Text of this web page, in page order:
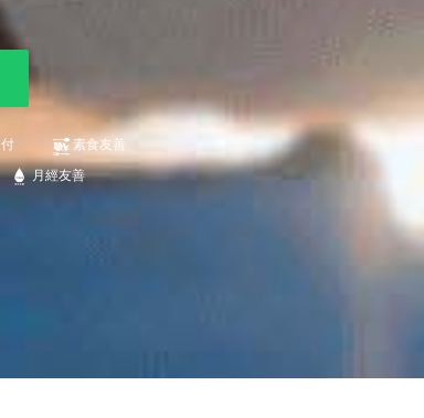
素食友善
月經友善